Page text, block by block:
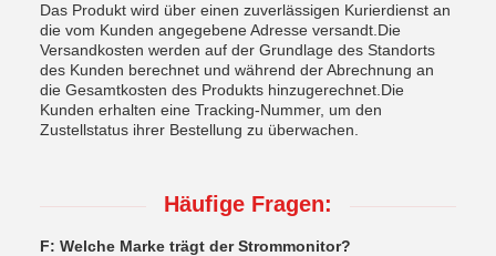
Das Produkt wird über einen zuverlässigen Kurierdienst an
die vom Kunden angegebene Adresse versandt.Die
Versandkosten werden auf der Grundlage des Standorts
des Kunden berechnet und während der Abrechnung an
die Gesamtkosten des Produkts hinzugerechnet.Die
Kunden erhalten eine Tracking-Nummer, um den
Zustellstatus ihrer Bestellung zu überwachen.
Häufige Fragen:
F: Welche Marke trägt der Strommonitor?